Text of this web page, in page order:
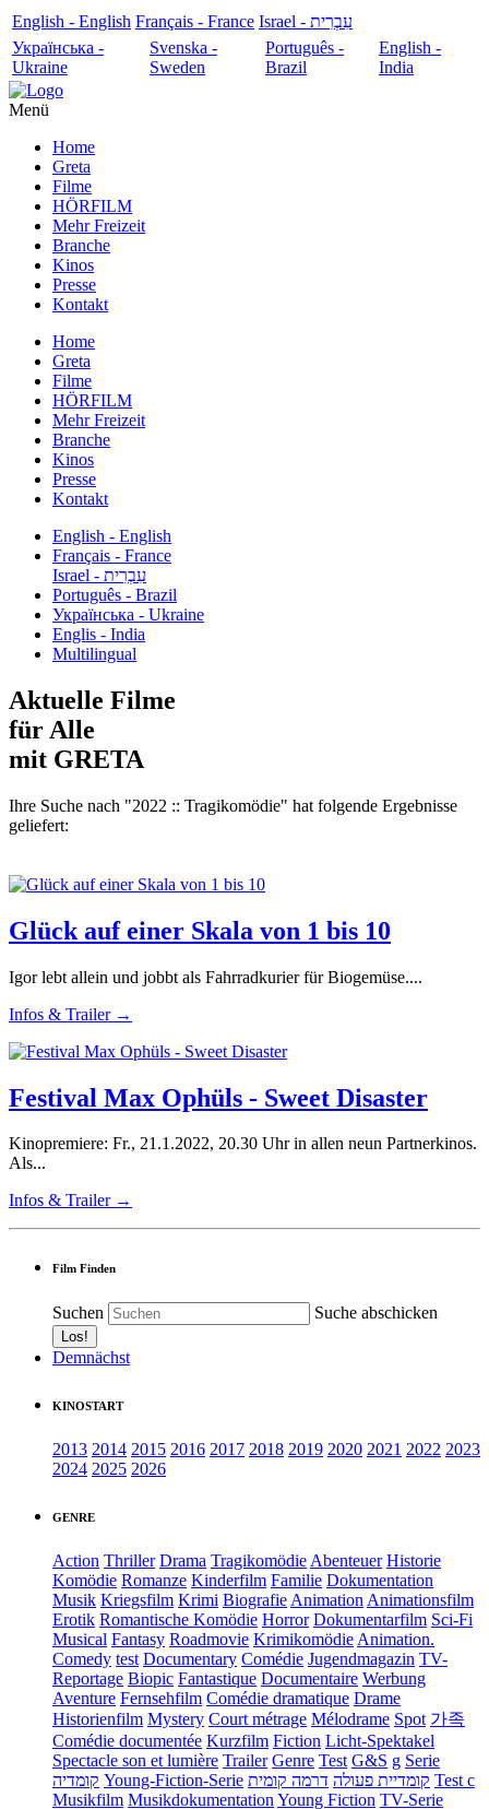
English - English Français - France
עִבְרִית - Israel
Українська -
Ukraine
Svenska -
Sweden
Português -
Brazil
English -
India
Menü
Home
Greta
Filme
HÖRFILM
Mehr Freizeit
Branche
Kinos
Presse
Kontakt
Home
Greta
Filme
HÖRFILM
Mehr Freizeit
Branche
Kinos
Presse
Kontakt
English - English
Français - France
עִבְרִית - Israel
Português - Brazil
Українська - Ukraine
Englis - India
Multilingual
Aktuelle Filme
für Alle
mit GRETA
Ihre Suche nach "2022 :: Tragikomödie" hat folgende Ergebnisse
geliefert:
Glück auf einer Skala von 1 bis 10
Igor lebt allein und jobbt als Fahrradkurier für Biogemüse....
Infos & Trailer →
Festival Max Ophüls - Sweet Disaster
Kinopremiere: Fr., 21.1.2022, 20.30 Uhr in allen neun Partnerkinos.
Als...
Infos & Trailer →
Film Finden
Suchen Suche abschicken
Demnächst
KINOSTART
2013 2014 2015 2016 2017 2018 2019 2020 2021 2022 2023
2024 2025 2026
GENRE
Action Thriller Drama Tragikomödie Abenteuer Historie
Komödie Romanze Kinderfilm Familie Dokumentation
Musik Kriegsfilm Krimi Biografie Animation Animationsfilm
Erotik Romantische Komödie Horror Dokumentarfilm Sci-Fi
Musical Fantasy Roadmovie Krimikomödie Animation.
Comedy test Documentary Comédie Jugendmagazin TV-
Reportage Biopic Fantastique Documentaire Werbung
Aventure Fernsehfilm Comédie dramatique Drame
Historienfilm Mystery Court métrage Mélodrame Spot 가족
Comédie documentée Kurzfilm Fiction Licht-Spektakel
Spectacle son et lumière Trailer Genre Test G&S g Serie
קומדיה Young-Fiction-Serie קומדיית פעולה דרמה קומית
Test c
Musikfilm Musikdokumentation Young Fiction TV-Serie